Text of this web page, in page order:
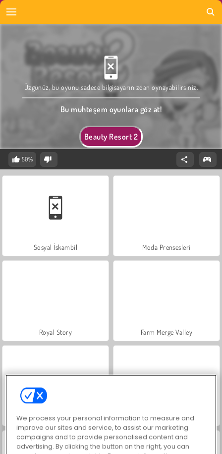
Beauty Resort 2
Üzgünüz, bu oyunu sadece bilgisayarınızdan oynayabilirsiniz.
Bu muhteşem oyunlara göz at!
50%
Sosyal İskambil Moda Prensesleri
Royal Story Farm Merge Valley
Scala 40 Charm Farm
We process your personal information to measure and
improve our sites and service, to assist our marketing
campaigns and to provide personalised content and
advertising. By clicking the button on the right, you can